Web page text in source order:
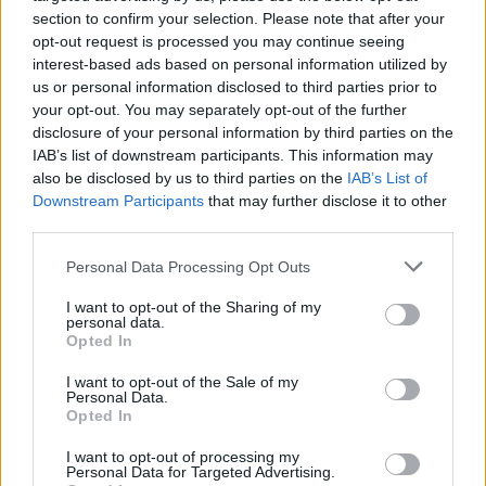
section to confirm your selection. Please note that after your
opt-out request is processed you may continue seeing
interest-based ads based on personal information utilized by
us or personal information disclosed to third parties prior to
your opt-out. You may separately opt-out of the further
disclosure of your personal information by third parties on the
IAB’s list of downstream participants. This information may
also be disclosed by us to third parties on the IAB’s List of
Downstream Participants that may further disclose it to other
Please note that this website/app uses one or more Google
not limited to your visit or usage behaviour. You may click to
grant or deny consent to Google and its third-party tags to
use your data for below specified purposes in below Google
consent section.
Personal Data Processing Opt Outs
I want to opt-out of the Sharing of my
personal data.
Opted In
I want to opt-out of the Sale of my
Personal Data.
Opted In
I want to opt-out of processing my
Personal Data for Targeted Advertising.
Opozorilo:Po 297. členu Kazenskega zakonika je
posameznik kazensko odgovoren za javno spodbujanje
sovraštva, nasilja ali nestrpnosti. Komentarji z žaljivimi,
rasističnimi, diskriminatornimi ali nezakonitimi vsebinami bodo
odstranjeni. Pravila komentiranja →
Failed to fetch
Slovenija
Kategorije: Novice
zdravstvo